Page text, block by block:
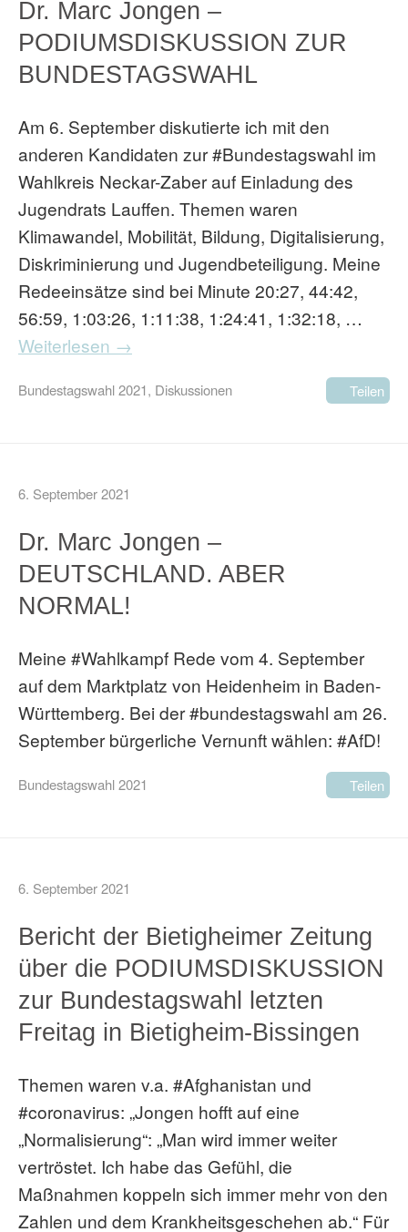
Dr. Marc Jongen –
PODIUMSDISKUSSION ZUR
BUNDESTAGSWAHL
Am 6. September diskutierte ich mit den
anderen Kandidaten zur #Bundestagswahl im
Wahlkreis Neckar-Zaber auf Einladung des
Jugendrats Lauffen. Themen waren
Klimawandel, Mobilität, Bildung, Digitalisierung,
Diskriminierung und Jugendbeteiligung. Meine
Redeeinsätze sind bei Minute 20:27, 44:42,
56:59, 1:03:26, 1:11:38, 1:24:41, 1:32:18, …
Weiterlesen →
Bundestagswahl 2021, Diskussionen Teilen
6. September 2021
Dr. Marc Jongen –
DEUTSCHLAND. ABER
NORMAL!
Meine #Wahlkampf Rede vom 4. September
auf dem Marktplatz von Heidenheim in Baden-
Württemberg. Bei der #bundestagswahl am 26.
September bürgerliche Vernunft wählen: #AfD!
Bundestagswahl 2021 Teilen
6. September 2021
Bericht der Bietigheimer Zeitung
über die PODIUMSDISKUSSION
zur Bundestagswahl letzten
Freitag in Bietigheim-Bissingen
Themen waren v.a. #Afghanistan und
#coronavirus: „Jongen hofft auf eine
„Normalisierung“: „Man wird immer weiter
vertröstet. Ich habe das Gefühl, die
Maßnahmen koppeln sich immer mehr von den
Zahlen und dem Krankheitsgeschehen ab.“ Für